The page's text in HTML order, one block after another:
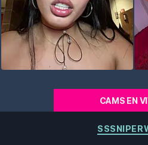
CAMS EN